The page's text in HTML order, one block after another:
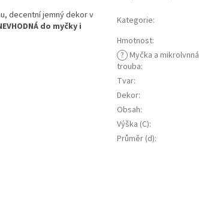
decentní jemný dekor v
do myčky i
Kategorie:
Hmotnost:
? Myčka a mikrolvnná
trouba:
Tvar:
Dekor:
Obsah:
Výška (C):
Průměr (d):